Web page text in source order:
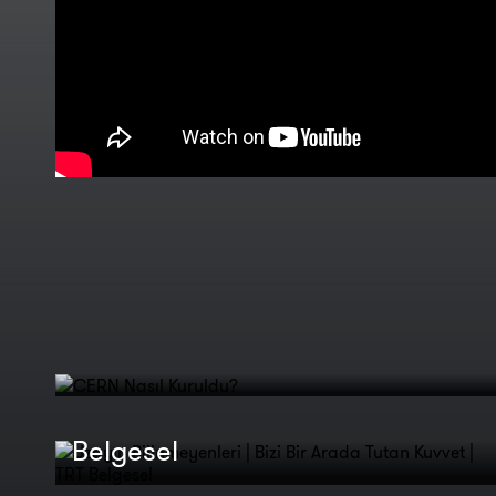
Uzayın Bilinmeyenleri | Bizi Bir
Belgesel